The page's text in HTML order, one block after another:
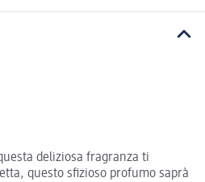
deliziosa fragranza ti
questo sfizioso profumo saprà